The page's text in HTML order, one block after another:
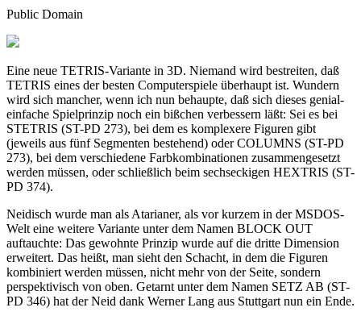
Public Domain
Eine neue TETRIS-Variante in 3D. Niemand wird bestreiten, daß
TETRIS eines der besten Computerspiele überhaupt ist. Wundern
wird sich mancher, wenn ich nun behaupte, daß sich dieses genial-
einfache Spielprinzip noch ein bißchen verbessern läßt: Sei es bei
STETRIS (ST-PD 273), bei dem es komplexere Figuren gibt
(jeweils aus fünf Segmenten bestehend) oder COLUMNS (ST-PD
273), bei dem verschiedene Farbkombinationen zusammengesetzt
werden müssen, oder schließlich beim sechseckigen HEXTRIS (ST-
PD 374).
Neidisch wurde man als Atarianer, als vor kurzem in der MSDOS-
Welt eine weitere Variante unter dem Namen BLOCK OUT
auftauchte: Das gewohnte Prinzip wurde auf die dritte Dimension
erweitert. Das heißt, man sieht den Schacht, in dem die Figuren
kombiniert werden müssen, nicht mehr von der Seite, sondern
perspektivisch von oben. Getarnt unter dem Namen SETZ AB (ST-
PD 346) hat der Neid dank Werner Lang aus Stuttgart nun ein Ende.